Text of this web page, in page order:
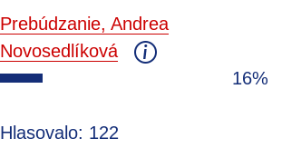
Prebúdzanie, Andrea
Novosedlíková
16%
Hlasovalo: 122